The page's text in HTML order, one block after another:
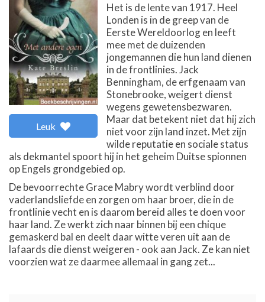
Leuk
Het is de lente van 1917. Heel
Londen is in de greep van de
Eerste Wereldoorlog en leeft
mee met de duizenden
jongemannen die hun land dienen
in de frontlinies. Jack
Benningham, de erfgenaam van
Stonebrooke, weigert dienst
wegens gewetensbezwaren.
Maar dat betekent niet dat hij zich
niet voor zijn land inzet. Met zijn
wilde reputatie en sociale status
als dekmantel spoort hij in het geheim Duitse spionnen
op Engels grondgebied op.
De bevoorrechte Grace Mabry wordt verblind door
vaderlandsliefde en zorgen om haar broer, die in de
frontlinie vecht en is daarom bereid alles te doen voor
haar land. Ze werkt zich naar binnen bij een chique
gemaskerd bal en deelt daar witte veren uit aan de
lafaards die dienst weigeren - ook aan Jack. Ze kan niet
voorzien wat ze daarmee allemaal in gang zet...